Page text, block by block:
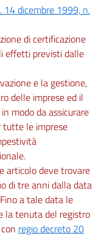
14 dicembre 1999, n.
di certificazione
effetti previsti dalle
e la gestione,
delle imprese ed il
modo da assicurare
tutte le imprese
articolo deve trovare
di tre anni dalla data
a tale data le
la tenuta del registro
regio decreto 20